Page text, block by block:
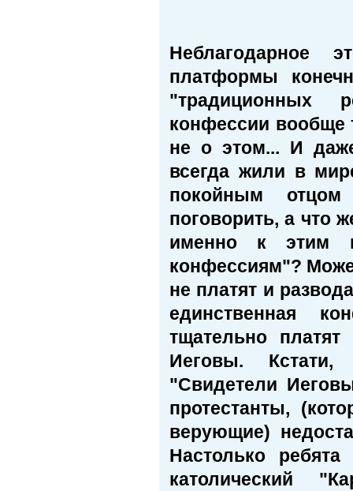
Неблагодарное
платформы
"традиционных
конфессии вообще
не о этом... И
всегда жили в
покойным
поговорить, а что
именно к этим
конфессиям"?
не платят и
единственная
тщательно
Иеговы. Кстати,
"Свидетели
протестанты,
верующие)
Настолько
католический